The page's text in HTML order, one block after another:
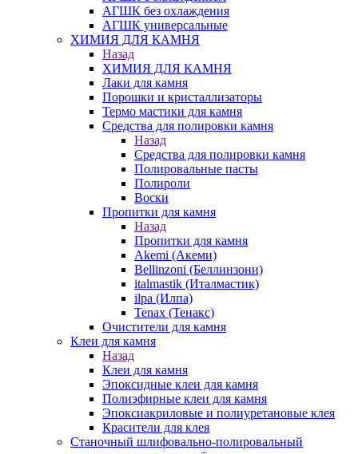
АГШК без охлаждения
АГШК универсальные
ХИМИЯ ДЛЯ КАМНЯ
Назад
ХИМИЯ ДЛЯ КАМНЯ
Лаки для камня
Порошки и кристаллизаторы
Термо мастики для камня
Средства для полировки камня
Назад
Средства для полировки камня
Полировальные пасты
Полироли
Воски
Пропитки для камня
Назад
Пропитки для камня
Akemi (Акеми)
Bellinzoni (Беллинзони)
italmastik (Италмастик)
ilpa (Илпа)
Tenax (Тенакс)
Очистители для камня
Клеи для камня
Назад
Клеи для камня
Эпоксидные клеи для камня
Полиэфирные клеи для камня
Эпоксиакриловые и полиуретановые клея
Красители для клея
Станочный шлифовально-полировальный